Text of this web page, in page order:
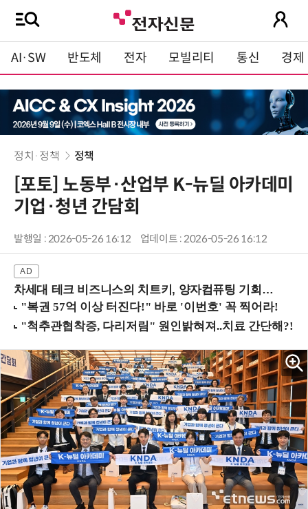
AI·SW 반도체 전자 모빌리티 통신 경제
정치·정책 정책
[포토] 노동부·산업부 K-뉴딜 아카데미
기업·청년 간담회
발행일 : 2026-05-26 16:12 업데이트 : 2026-05-26 16:12
차세대 테크 비즈니스의 치트키, 양자컴퓨팅 기회를 선점하라! (8/28 강남역)